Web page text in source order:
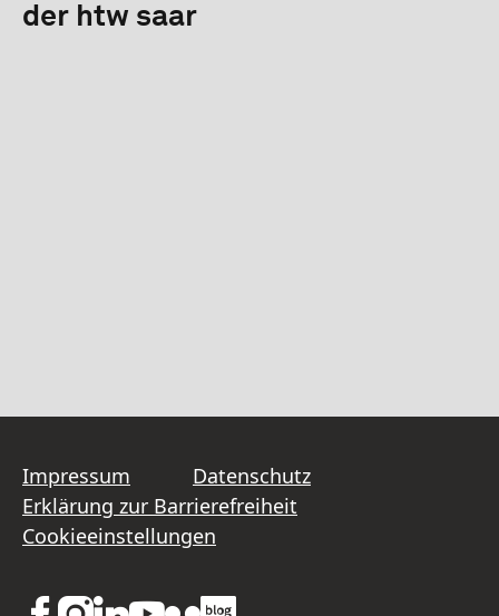
der htw saar
Impressum
Datenschutz
Erklärung zur Barrierefreiheit
Cookieeinstellungen